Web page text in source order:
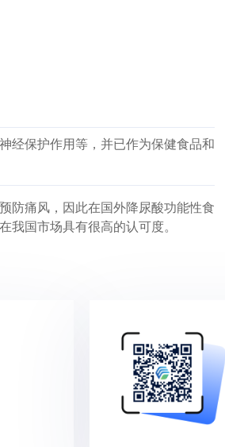
经保护作用等，并已作为保健食品和
防痛风，因此在国外降尿酸功能性食
我国市场具有很高的认可度。